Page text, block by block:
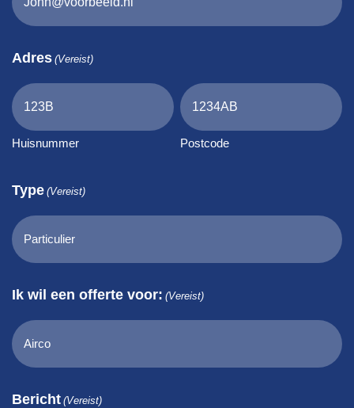
Adres (Vereist)
Huisnummer Postcode
Type (Vereist)
Ik wil een offerte voor: (Vereist)
Bericht (Vereist)